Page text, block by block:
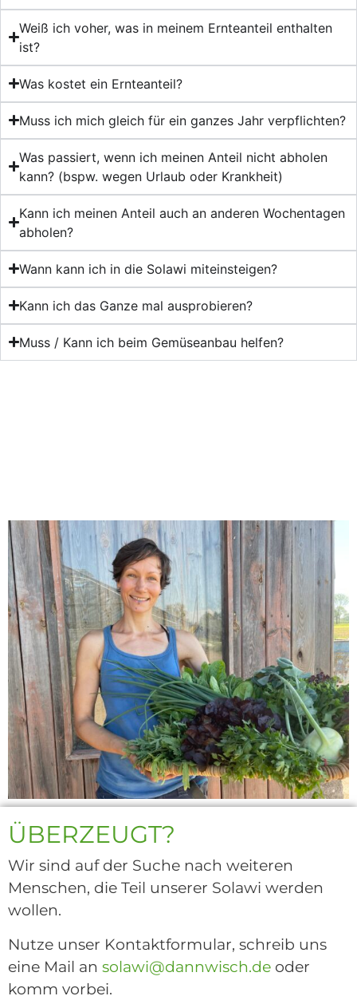
Weiß ich voher, was in meinem Ernteanteil enthalten
ist?
Was kostet ein Ernteanteil?
Muss ich mich gleich für ein ganzes Jahr verpflichten?
Was passiert, wenn ich meinen Anteil nicht abholen
kann? (bspw. wegen Urlaub oder Krankheit)
Kann ich meinen Anteil auch an anderen Wochentagen
abholen?
Wann kann ich in die Solawi miteinsteigen?
Kann ich das Ganze mal ausprobieren?
Muss / Kann ich beim Gemüseanbau helfen?
ÜBERZEUGT?
Wir sind auf der Suche nach weiteren
Menschen, die Teil unserer Solawi werden
wollen.
Nutze unser Kontaktformular, schreib uns
eine Mail an solawi@dannwisch.de oder
komm vorbei.